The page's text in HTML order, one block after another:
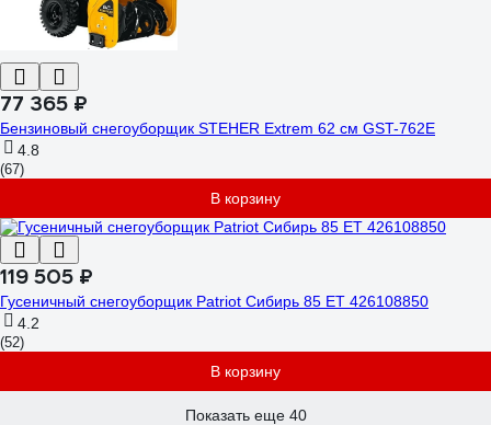
77 365 ₽
Бензиновый снегоуборщик STEHER Extrem 62 см GST-762E
4.8
(67)
В корзину
119 505 ₽
Гусеничный снегоуборщик Patriot Сибирь 85 ЕT 426108850
4.2
(52)
В корзину
Показать еще 40